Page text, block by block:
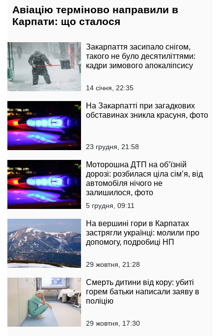
Авіацію терміново направили в
Карпати: що сталося
Закарпаття засипало снігом,
такого не було десятиліттями:
кадри зимового апокаліпсису
14 січня, 22:35
На Закарпатті при загадкових
обставинах зникла красуня, фото
23 грудня, 21:58
Моторошна ДТП на об’їзній
дорозі: розбилася ціла сім’я, від
автомобіля нічого не
залишилося, фото
5 грудня, 09:11
На вершині гори в Карпатах
застрягли українці: молили про
допомогу, подробиці НП
29 жовтня, 21:28
Смерть дитини від кору: убиті
горем батьки написали заяву в
поліцію
29 жовтня, 17:30